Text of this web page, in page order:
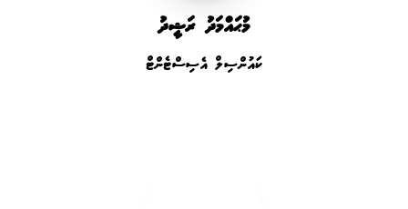
މުޙައްމަދު ރަޝީދު
ކައުންސިލް އެސިސްޓެންޓް